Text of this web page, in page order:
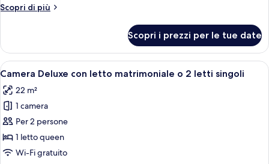
letto
piazza
e
mezza
Scopri di più
Altri
Standard,
letto
una
piazza
mezza
Scopri i prezzi per le tue date
Apri
tutte
le
foto
per
Camera
Deluxe
Camera d'albergo con due letti, una
5
Camera Deluxe con letto matrimoniale o 2 letti singoli
22 m²
1 camera
Per 2 persone
1 letto queen
Wi-Fi gratuito